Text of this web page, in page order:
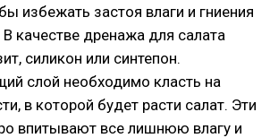
избежать застоя влаги и гниения
В качестве дренажа для салата
силикон или синтепон.
слой необходимо класть на
в которой будет расти салат. Эти
впитывают все лишнюю влагу и